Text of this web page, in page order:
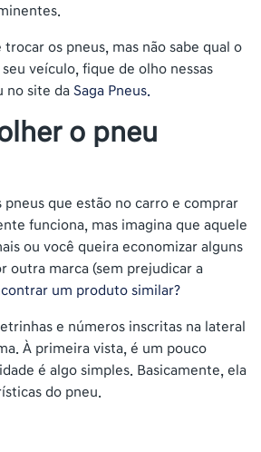
trocar os pneus, mas não sabe qual o
veículo, fique de olho nessas
no site da Saga Pneus.
o pneu
pneus que estão no carro e comprar
funciona, mas imagina que aquele
ou você queira economizar alguns
outra marca (sem prejudicar a
um produto similar?
e números inscritas na lateral
À primeira vista, é um pouco
é algo simples. Basicamente, ela
do pneu.